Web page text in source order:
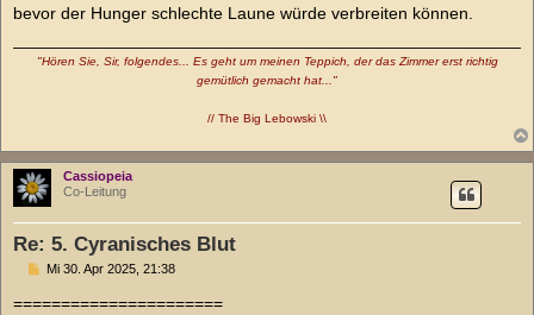
bevor der Hunger schlechte Laune würde verbreiten können.
"Hören Sie, Sir, folgendes... Es geht um meinen Teppich, der das Zimmer erst richtig
gemütlich gemacht hat..."
// The Big Lebowski \\
Cassiopeia
Co-Leitung
Re: 5. Cyranisches Blut
BMi 30. Apr 2025, 21:38
======================